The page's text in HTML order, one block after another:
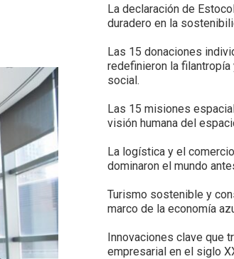
La declaración de
duradero en la
Las 15 donaciones
redefinieron la
social.
Las 15 misiones
visión humana del
La logística y el
dominaron el mundo
Turismo sostenible y
marco de la economía
Innovaciones clave que
empresarial en el siglo